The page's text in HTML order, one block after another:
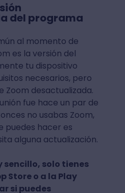
del programa
al momento de
es la versión del
tu dispositivo
necesarios, pero
Zoom desactualizada.
fue hace un par de
no usabas Zoom,
puedes hacer es
alguna actualización.
sencillo, solo tienes
Store o a la Play
si puedes